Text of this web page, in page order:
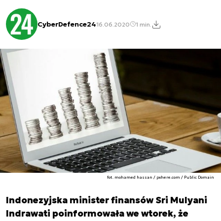
CyberDefence2416.06.2020 1 min.
fot. mohamed hassan / pxhere.com / Public Domain
Indonezyjska minister finansów Sri Mulyani
Indrawati poinformowała we wtorek, że